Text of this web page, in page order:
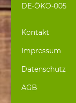
DE-ÖKO-005
Kontakt
Impressum
Datenschutz
AGB